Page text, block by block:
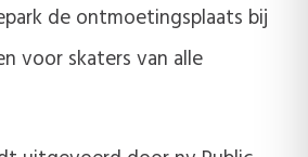
de ontmoetingsplaats bij
voor skaters van alle